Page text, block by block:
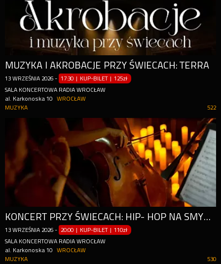
MUZYKA I AKROBACJE PRZY ŚWIECACH: TERRA
13 WRZEŚNIA 2026 - 17:30 | KUP-BILET |125zł
SALA KONCERTOWA RADIA WROCŁAW
al. Karkonoska 10
WROCŁAW
522
MUZYKA
KONCERT PRZY ŚWIECACH: HIP- HOP NA SMYCZKACH
13 WRZEŚNIA 2026 - 20:00 | KUP-BILET |110zł
SALA KONCERTOWA RADIA WROCŁAW
al. Karkonoska 10
WROCŁAW
530
MUZYKA